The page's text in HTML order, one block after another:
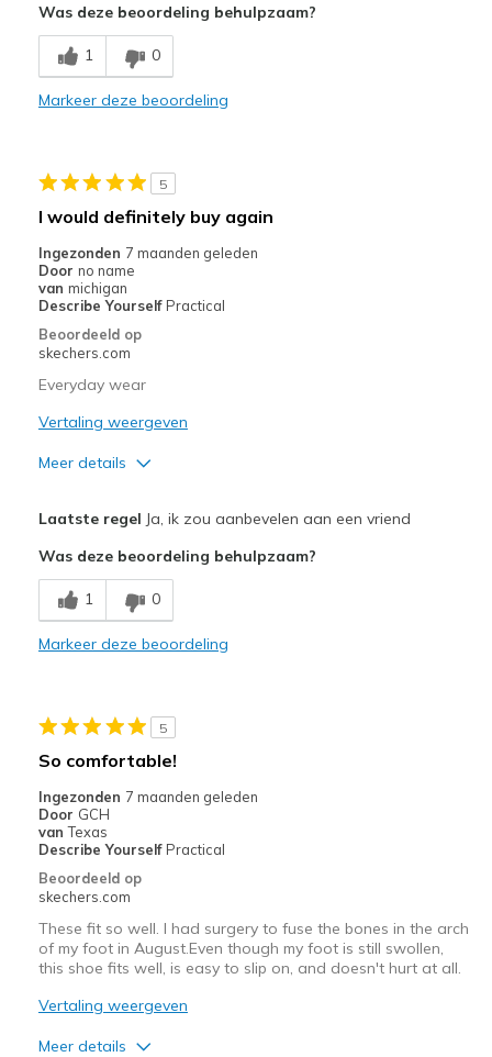
Breathe Well
Comfortable
Beste toepassingen
Travel
Width
Sizing
View On Shoes
Was deze beoordeling behulpzaam?
1 0
Markeer deze beoordeling
5
I would definitely buy again
Ingezonden 7 maanden geleden
Door no name
van michigan
Describe Yourself Practical
Beoordeeld op
skechers.com
Everyday wear
Vertaling weergeven
Meer details
Comfortable
Stylish
View On Shoes
Shoes are for Wearing
Laatste regel Ja, ik zou aanbevelen aan een vriend
Was deze beoordeling behulpzaam?
1 0
Markeer deze beoordeling
5
So comfortable!
Ingezonden 7 maanden geleden
Door GCH
van Texas
Describe Yourself Practical
Beoordeeld op
skechers.com
These fit so well. I had surgery to fuse the bones in the arch
of my foot in August.Even though my foot is still swollen,
this shoe fits well, is easy to slip on, and doesn't hurt at all.
Vertaling weergeven
Meer details